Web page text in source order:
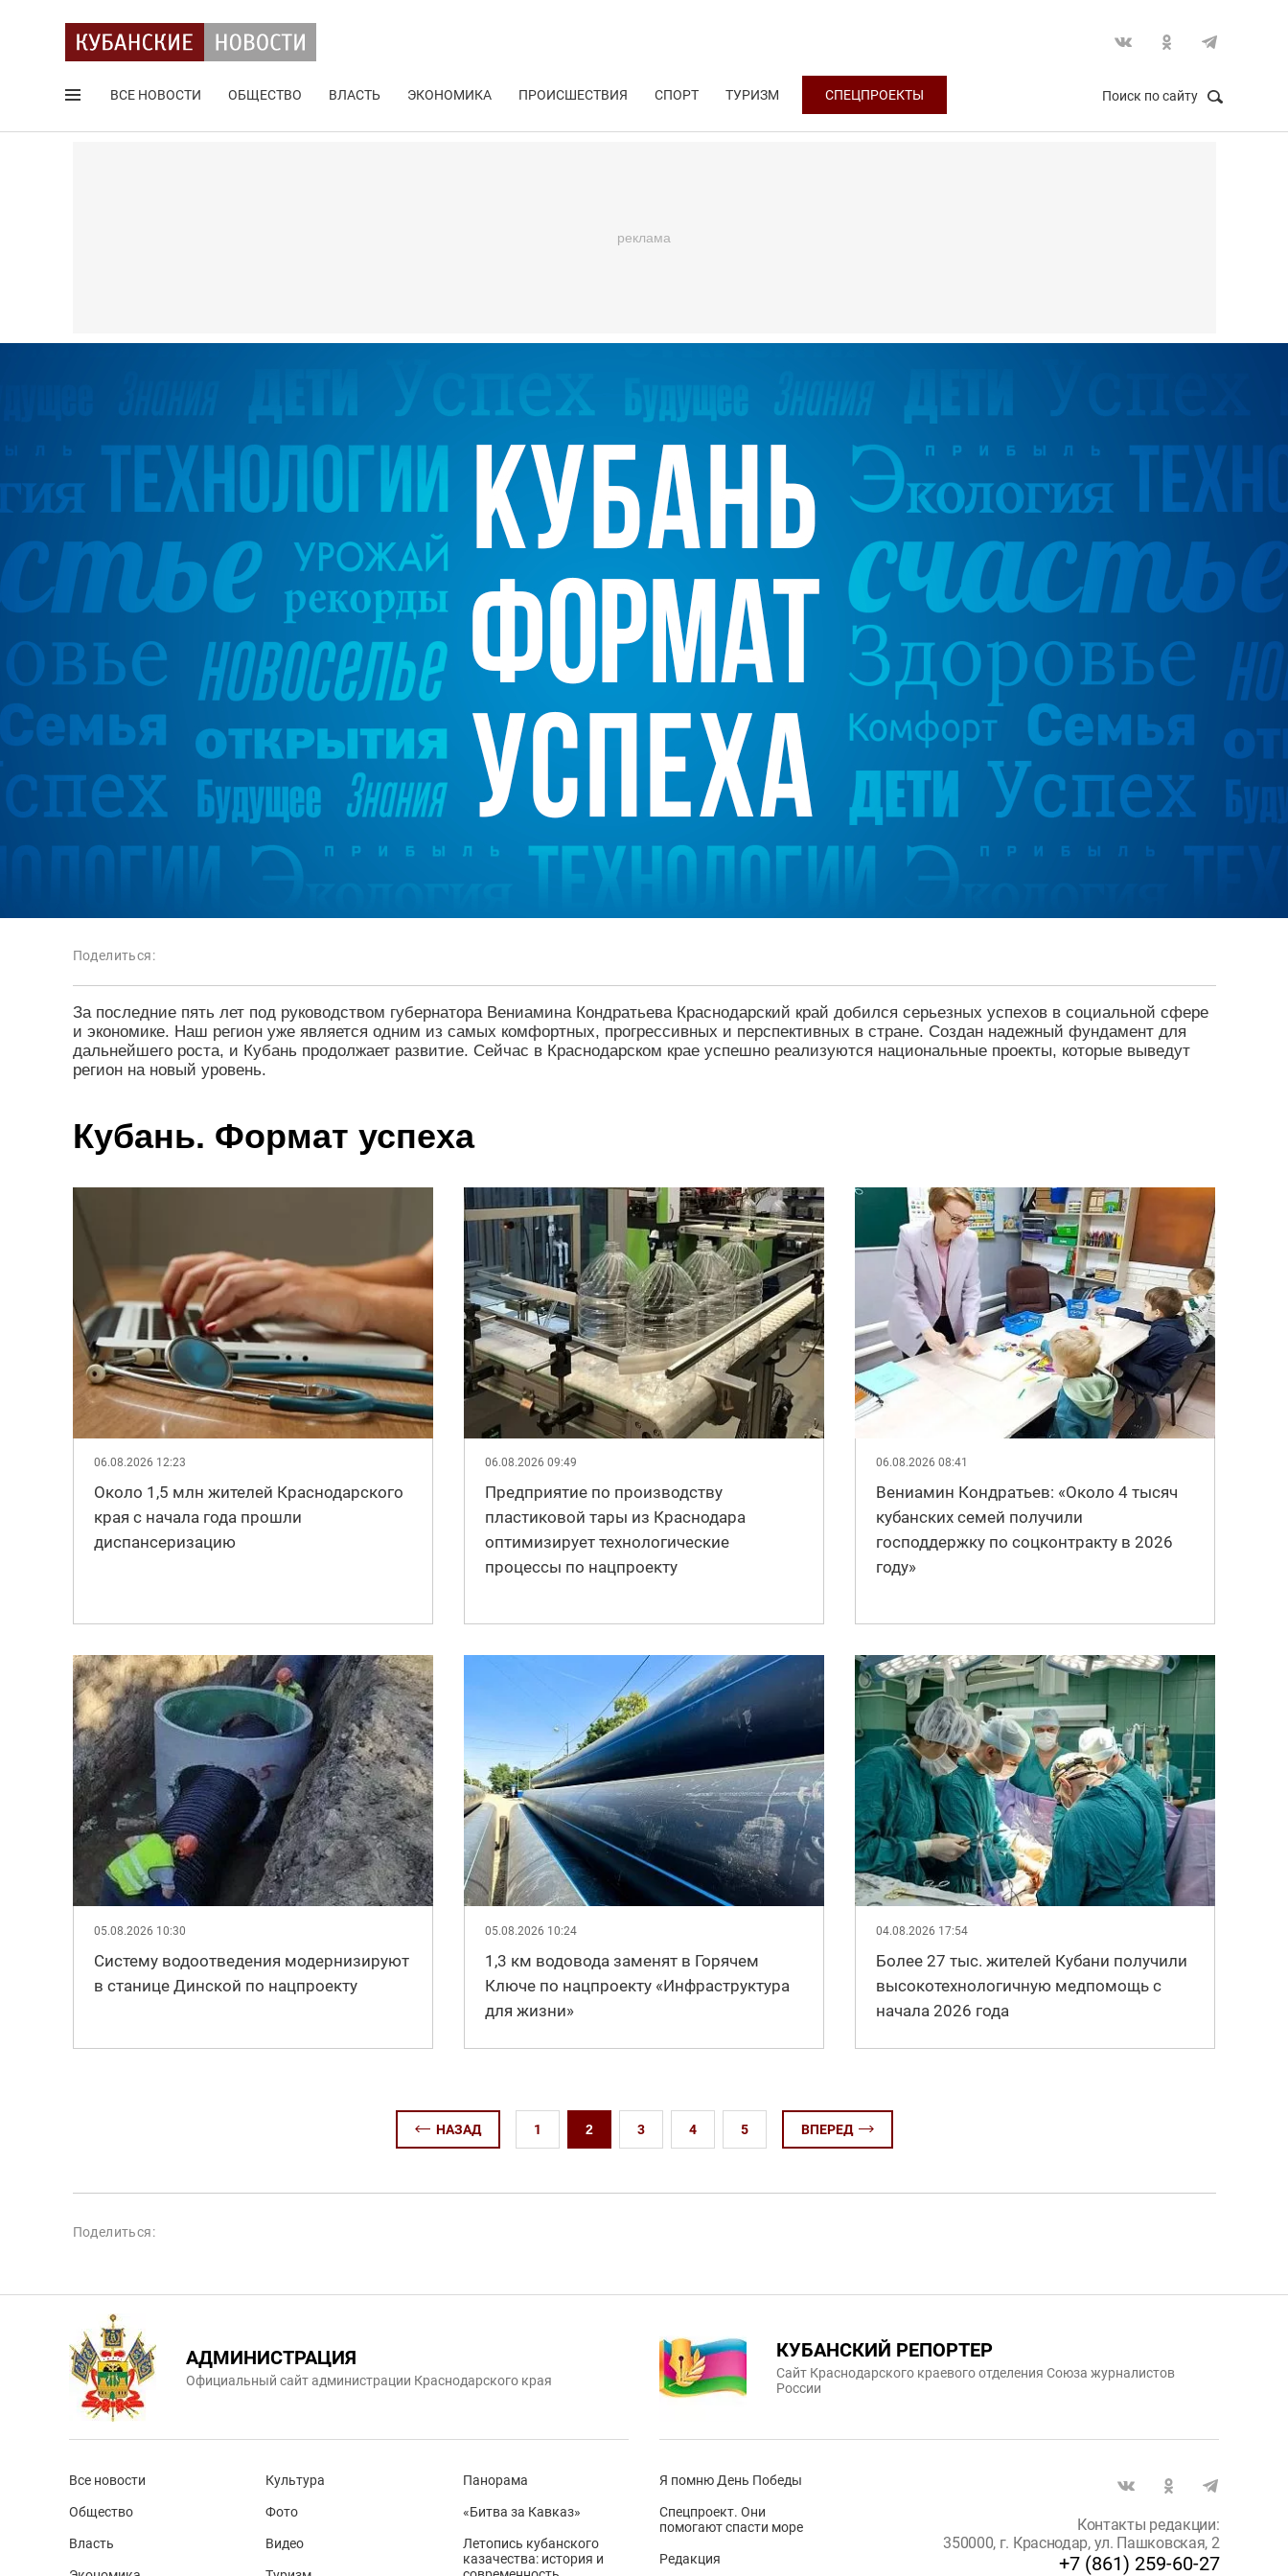
ВСЕ НОВОСТИ ОБЩЕСТВО ВЛАСТЬ ЭКОНОМИКА ПРОИСШЕСТВИЯ СПОРТ ТУРИЗМ СПЕЦПРОЕКТЫ Поиск по сайту
Поделиться:
За последние пять лет под руководством губернатора Вениамина Кондратьева Краснодарский край добился серьезных успехов в социальной сфере
и экономике. Наш регион уже является одним из самых комфортных, прогрессивных и перспективных в стране. Создан надежный фундамент для
дальнейшего роста, и Кубань продолжает развитие. Сейчас в Краснодарском крае успешно реализуются национальные проекты, которые выведут
регион на новый уровень.
Кубань. Формат успеха
06.08.2026 12:23
Около 1,5 млн жителей Краснодарского
края с начала года прошли
диспансеризацию
06.08.2026 09:49
Предприятие по производству
пластиковой тары из Краснодара
оптимизирует технологические
процессы по нацпроекту
06.08.2026 08:41
Вениамин Кондратьев: «Около 4 тысяч
кубанских семей получили
господдержку по соцконтракту в 2026
году»
05.08.2026 10:30
Систему водоотведения модернизируют
в станице Динской по нацпроекту
05.08.2026 10:24
1,3 км водовода заменят в Горячем
Ключе по нацпроекту «Инфраструктура
для жизни»
04.08.2026 17:54
Более 27 тыс. жителей Кубани получили
высокотехнологичную медпомощь с
начала 2026 года
НАЗАД 1 2 3 4 5 ВПЕРЕД
Поделиться:
АДМИНИСТРАЦИЯ
Официальный сайт администрации Краснодарского края
КУБАНСКИЙ РЕПОРТЕР
Сайт Краснодарского краевого отделения Союза журналистов
России
Все новости
Общество
Власть
Культура
Фото
Видео
Панорама
«Битва за Кавказ»
Летопись кубанского
казачества: история и
Я помню День Победы
Спецпроект. Они
помогают спасти море
Редакция
Контакты редакции:
350000, г. Краснодар, ул. Пашковская, 2
+7 (861) 259-60-27